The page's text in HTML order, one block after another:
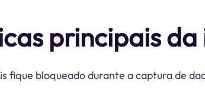
principais
fique bloqueado durante a captura de